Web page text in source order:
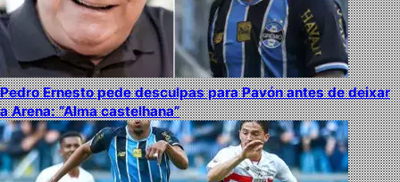
Pedro Ernesto pede desculpas para Pavón antes de deixar
a Arena: “Alma castelhana”